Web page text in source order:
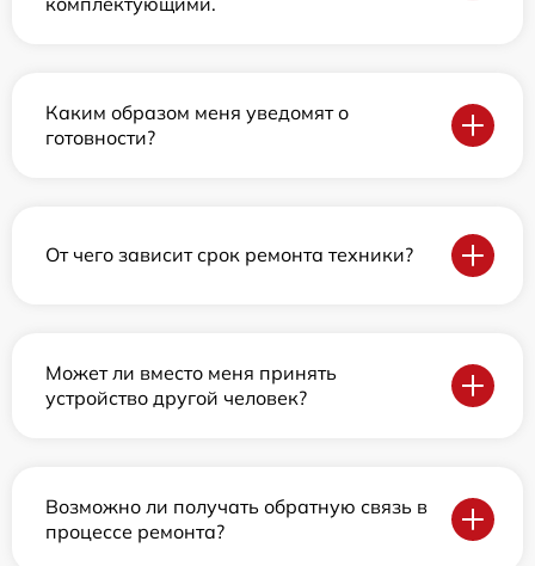
Каким образом меня уведомят о
готовности?
От чего зависит срок ремонта техники?
Может ли вместо меня принять
устройство другой человек?
Возможно ли получать обратную связь в
процессе ремонта?